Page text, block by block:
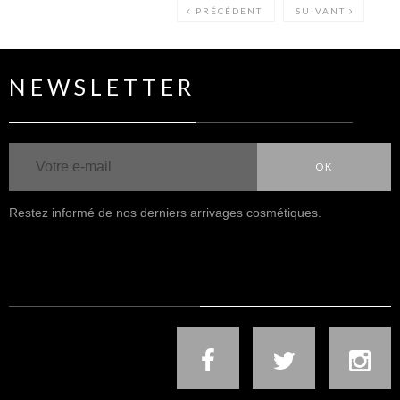
PRÉCÉDENT SUIVANT
NEWSLETTER
OK
Restez informé de nos derniers arrivages cosmétiques.